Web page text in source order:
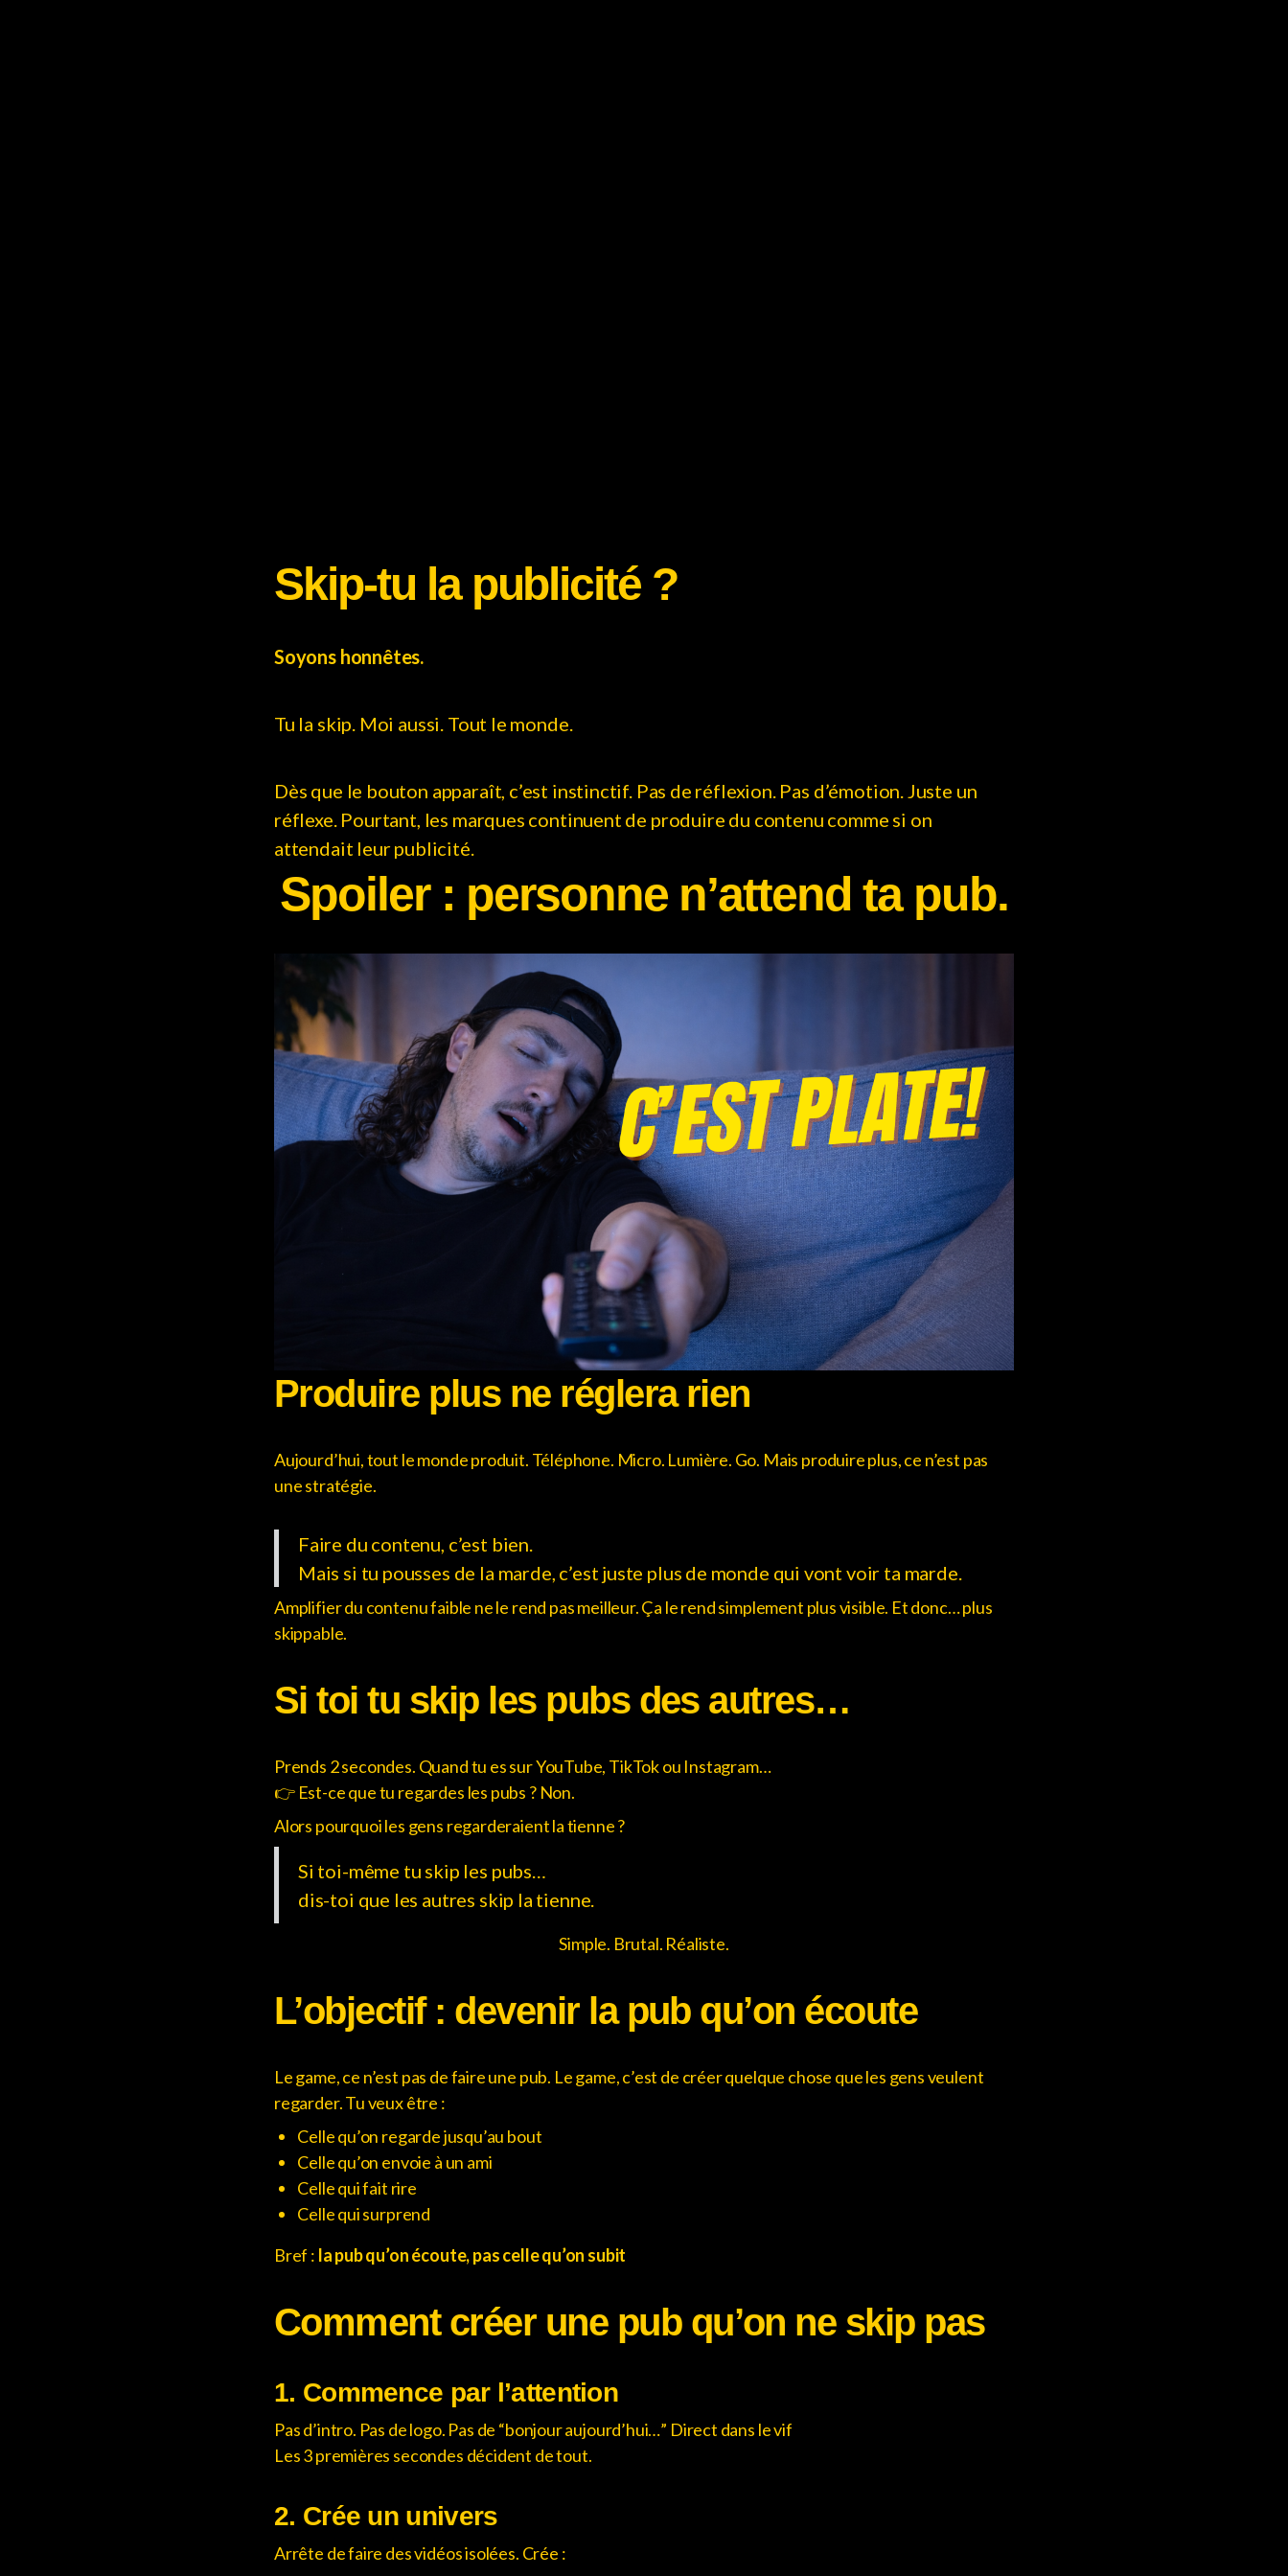
Skip-tu la publicité ?
Soyons honnêtes.
Tu la skip. Moi aussi. Tout le monde.
Dès que le bouton apparaît, c’est instinctif. Pas de réflexion. Pas d’émotion. Juste un
réflexe. Pourtant, les marques continuent de produire du contenu comme si on
attendait leur publicité.
Spoiler : personne n’attend ta pub.
Produire plus ne réglera rien
Aujourd’hui, tout le monde produit. Téléphone. Micro. Lumière. Go. Mais produire plus, ce n’est pas
une stratégie.
Faire du contenu, c’est bien.
Mais si tu pousses de la marde, c’est juste plus de monde qui vont voir ta marde.
Amplifier du contenu faible ne le rend pas meilleur. Ça le rend simplement plus visible. Et donc… plus
skippable.
Si toi tu skip les pubs des autres…
Prends 2 secondes. Quand tu es sur YouTube, TikTok ou Instagram…
👉 Est-ce que tu regardes les pubs ? Non.
Alors pourquoi les gens regarderaient la tienne ?
Si toi-même tu skip les pubs…
dis-toi que les autres skip la tienne.
Simple. Brutal. Réaliste.
L’objectif : devenir la pub qu’on écoute
Le game, ce n’est pas de faire une pub. Le game, c’est de créer quelque chose que les gens veulent
regarder. Tu veux être :
Celle qu’on regarde jusqu’au bout
Celle qu’on envoie à un ami
Celle qui fait rire
Celle qui surprend
Bref : la pub qu’on écoute, pas celle qu’on subit
Comment créer une pub qu’on ne skip pas
1. Commence par l’attention
Pas d’intro. Pas de logo. Pas de “bonjour aujourd’hui…” Direct dans le vif
Les 3 premières secondes décident de tout.
2. Crée un univers
Arrête de faire des vidéos isolées. Crée :